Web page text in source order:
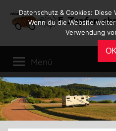
Inhalt
Reiseblog
Leben
im
Wohnmobil
Menü
Datenschutz & Cookies:
Wenn du die Website
Verwendung
OK